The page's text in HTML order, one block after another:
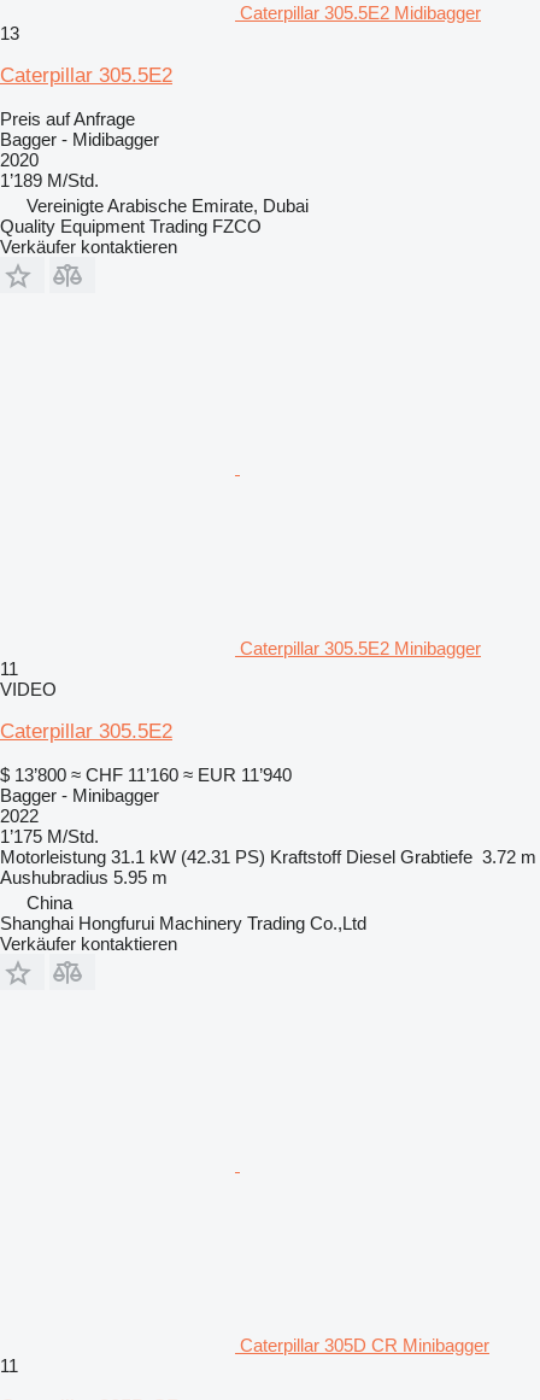
Caterpillar 305.5E2 Midibagger
13
Caterpillar 305.5E2
Preis auf Anfrage
Bagger - Midibagger
2020
1’189 M/Std.
Vereinigte Arabische Emirate, Dubai
Quality Equipment Trading FZCO
Verkäufer kontaktieren
Caterpillar 305.5E2 Minibagger
11
VIDEO
Caterpillar 305.5E2
$ 13’800 ≈ CHF 11’160 ≈ EUR 11’940
Bagger - Minibagger
2022
1’175 M/Std.
Motorleistung 31.1 kW (42.31 PS) Kraftstoff Diesel Grabtiefe 3.72 m
Aushubradius 5.95 m
China
Shanghai Hongfurui Machinery Trading Co.,Ltd
Verkäufer kontaktieren
Caterpillar 305D CR Minibagger
11